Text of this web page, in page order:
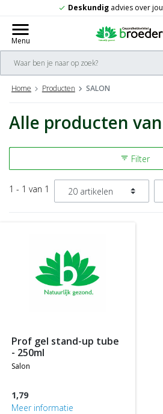
Deskundigadvies over jouw gezondheid
menu
Menu
Home Producten SALON
Alle producten van
filter_list Filter
1 - 1 van 1
prof gel stand-up tube
- 250ml
salon
1,79
Meer informatie